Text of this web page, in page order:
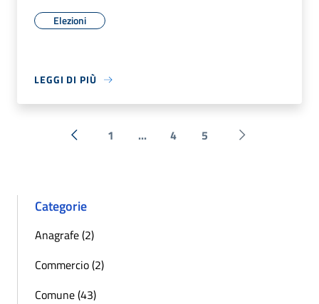
Elezioni
LEGGI DI PIÙ
« Precedente
1 ... 4 5 Successiva »
Categorie
Anagrafe (2)
Commercio (2)
Comune (43)